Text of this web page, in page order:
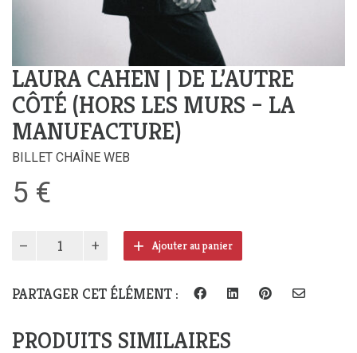
LAURA CAHEN | DE L’AUTRE
CÔTÉ (HORS LES MURS – LA
MANUFACTURE)
BILLET CHAÎNE WEB
5 €
Cahen
l’autre
Ajouter au panier
PARTAGER CET ÉLÉMENT :
PRODUITS SIMILAIRES